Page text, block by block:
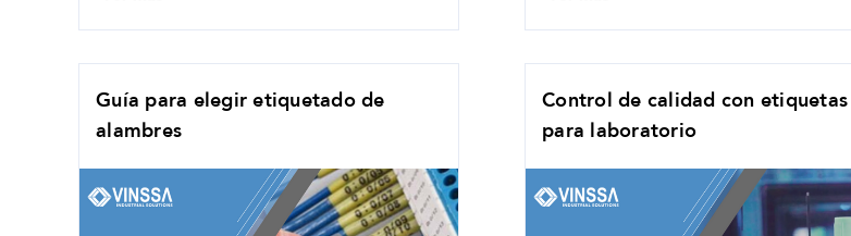
Guía para elegir etiquetado de
alambres
Control de calidad con etiquetas
para laboratorio